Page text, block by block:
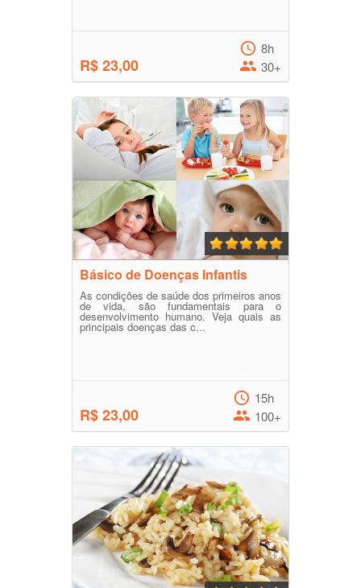
R$ 23,00
8h
30+
Básico de Doenças Infantis
As condições de saúde dos primeiros anos
de vida, são fundamentais para o
desenvolvimento humano. Veja quais as
principais doenças das c...
R$ 23,00
15h
100+